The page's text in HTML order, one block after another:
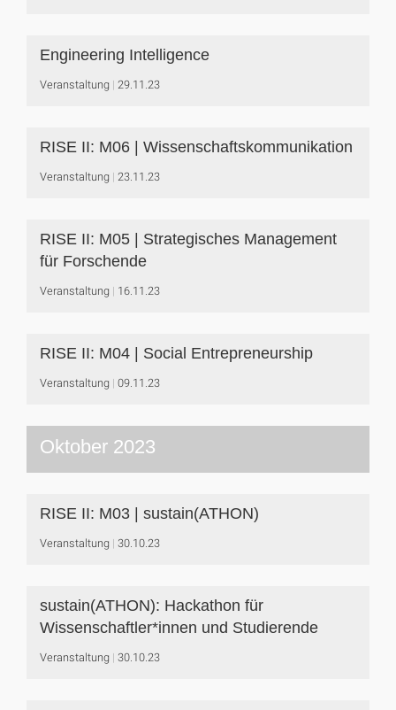
Engineering Intelligence
Veranstaltung 29.11.23
RISE II: M06 | Wissenschaftskommunikation
Veranstaltung 23.11.23
RISE II: M05 | Strategisches Management
für Forschende
Veranstaltung 16.11.23
RISE II: M04 | Social Entrepreneurship
Veranstaltung 09.11.23
Oktober 2023
RISE II: M03 | sustain(ATHON)
Veranstaltung 30.10.23
sustain(ATHON): Hackathon für
Wissenschaftler*innen und Studierende
Veranstaltung 30.10.23